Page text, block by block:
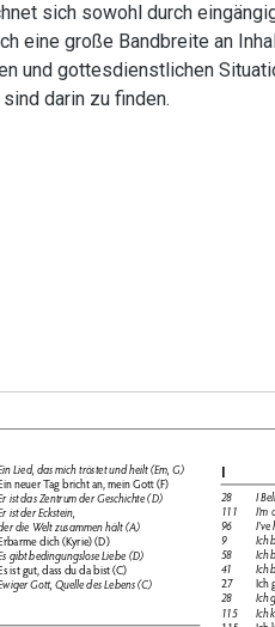
sich sowohl durch
eine große Bandbreite an
und gottesdienstlichen
darin zu finden.